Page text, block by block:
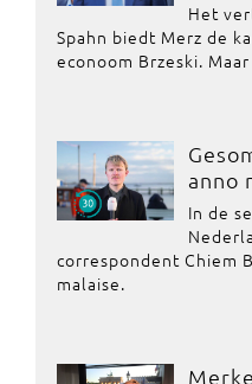
Het
Spahn biedt Merz de
econoom Brzeski.
anno
In de
correspondent Chiem
malaise.